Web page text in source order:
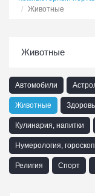
Животные
Животные
Автомобили
Животные
Кулинария, напитки
Нумерология,
Религия Спорт